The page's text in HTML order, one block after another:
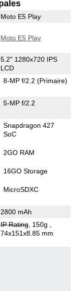
Moto E5 Play
Moto E5 Play
5.2" 1280x720 IPS
LCD
8-MP f/2.2 (Primaire)
5-MP f/2.2
Snapdragon 427
SoC
2GO RAM
16GO Storage
MicroSDXC
2800 mAh
IP Rating, 150g
74x151x8.85 mm